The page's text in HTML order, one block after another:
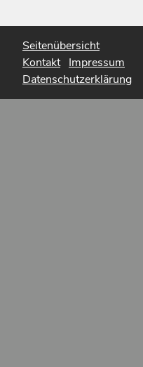
Seitenübersicht
Kontakt Impressum
Datenschutzerklärung